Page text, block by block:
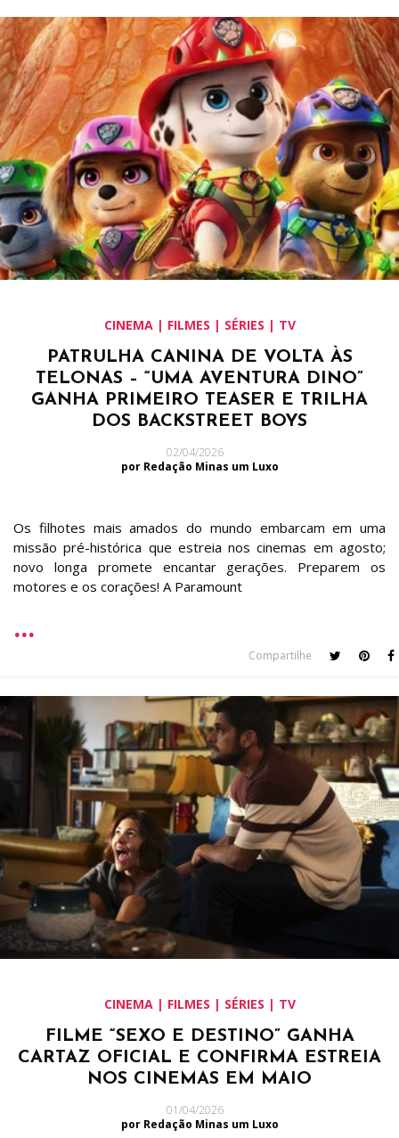
CINEMA | FILMES | SÉRIES | TV
PATRULHA CANINA DE VOLTA ÀS
TELONAS – “UMA AVENTURA DINO”
GANHA PRIMEIRO TEASER E TRILHA
DOS BACKSTREET BOYS
02/04/2026
por Redação Minas um Luxo
Os filhotes mais amados do mundo embarcam em uma
missão pré-histórica que estreia nos cinemas em agosto;
novo longa promete encantar gerações. Preparem os
motores e os corações! A Paramount
Compartilhe
CINEMA | FILMES | SÉRIES | TV
FILME “SEXO E DESTINO” GANHA
CARTAZ OFICIAL E CONFIRMA ESTREIA
NOS CINEMAS EM MAIO
01/04/2026
por Redação Minas um Luxo